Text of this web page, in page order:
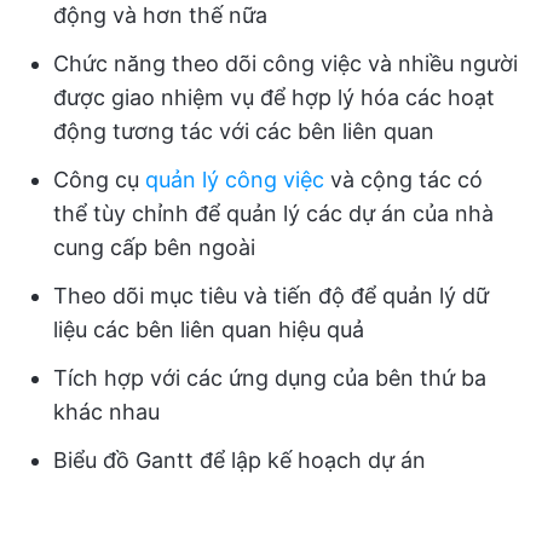
động và hơn thế nữa
Chức năng theo dõi công việc và nhiều người
được giao nhiệm vụ để hợp lý hóa các hoạt
động tương tác với các bên liên quan
Công cụ quản lý công việc và cộng tác có
thể tùy chỉnh để quản lý các dự án của nhà
cung cấp bên ngoài
Theo dõi mục tiêu và tiến độ để quản lý dữ
liệu các bên liên quan hiệu quả
Tích hợp với các ứng dụng của bên thứ ba
khác nhau
Biểu đồ Gantt để lập kế hoạch dự án